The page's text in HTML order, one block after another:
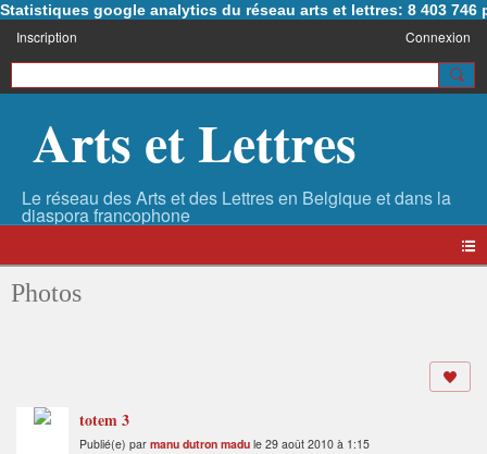
Statistiques google analytics du réseau arts et lettres: 8 403 746
Inscription Connexion
Arts et Lettres
Photos
totem 3
Publié(e) par manu dutron madu le 29 août 2010 à 1:15